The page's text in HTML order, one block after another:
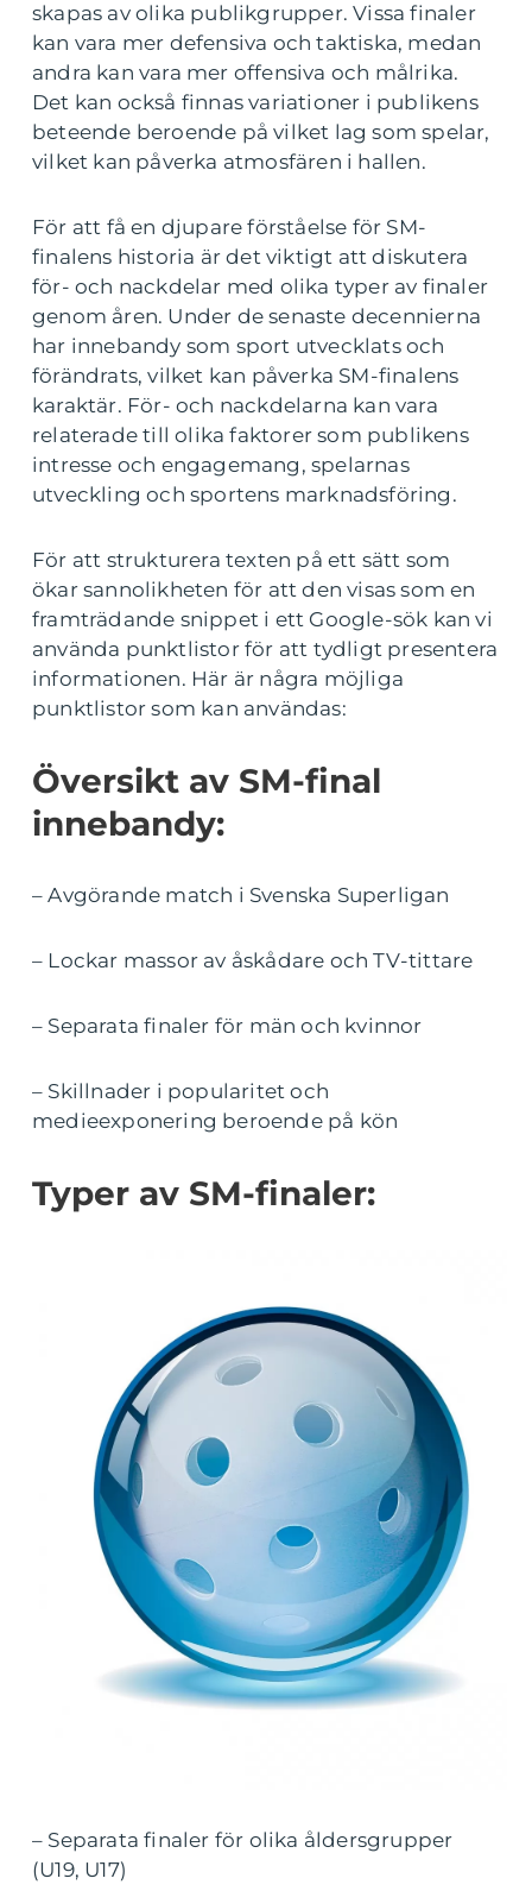
skapas av olika publikgrupper. Vissa finaler
kan vara mer defensiva och taktiska, medan
andra kan vara mer offensiva och målrika.
Det kan också finnas variationer i publikens
beteende beroende på vilket lag som spelar,
vilket kan påverka atmosfären i hallen.
För att få en djupare förståelse för SM-
finalens historia är det viktigt att diskutera
för- och nackdelar med olika typer av finaler
genom åren. Under de senaste decennierna
har innebandy som sport utvecklats och
förändrats, vilket kan påverka SM-finalens
karaktär. För- och nackdelarna kan vara
relaterade till olika faktorer som publikens
intresse och engagemang, spelarnas
utveckling och sportens marknadsföring.
För att strukturera texten på ett sätt som
ökar sannolikheten för att den visas som en
framträdande snippet i ett Google-sök kan vi
använda punktlistor för att tydligt presentera
informationen. Här är några möjliga
punktlistor som kan användas:
Översikt av SM-final
innebandy:
– Avgörande match i Svenska Superligan
– Lockar massor av åskådare och TV-tittare
– Separata finaler för män och kvinnor
– Skillnader i popularitet och
medieexponering beroende på kön
Typer av SM-finaler:
– Separata finaler för olika åldersgrupper
(U19, U17)